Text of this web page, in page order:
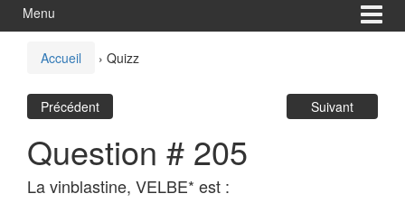
Menu
Accueil › Quizz
Précédent Suivant
Question # 205
La vinblastine, VELBE* est :